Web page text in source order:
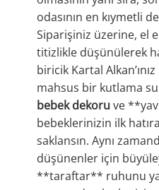
odasının en kıymetli
Siparişiniz üzerine, el
titizlikle düşünülerek
biricik Kartal
mahsus bir kutlama
bebek dekoru ve
bebeklerinizin ilk
saklansın. Aynı
düşünenler için
**taraftar** ruhunu